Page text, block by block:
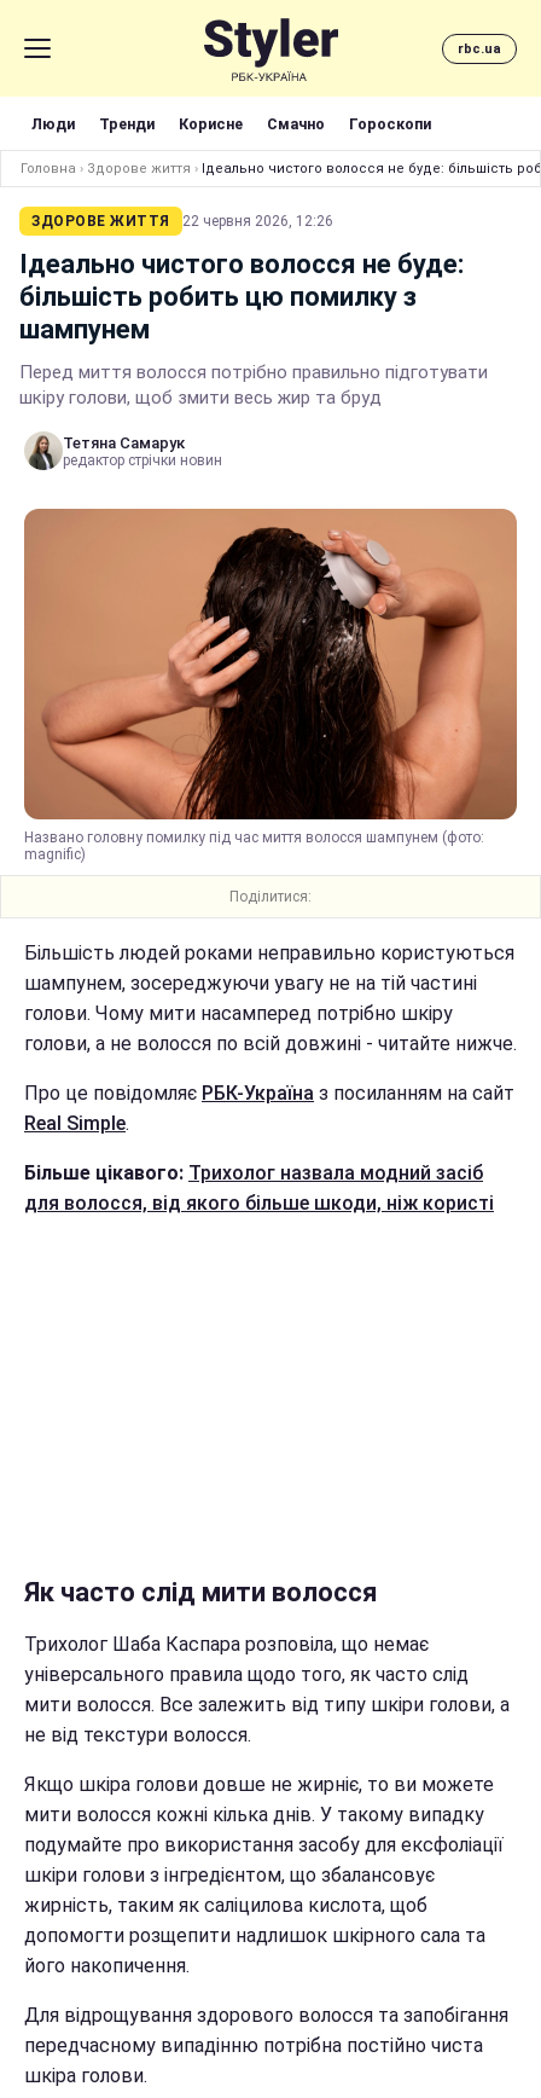
rbc.ua
Люди Тренди Корисне Смачно Гороскопи
Головна › Здорове життя › Ідеально чистого волосся не буде: більшість
ЗДОРОВЕ ЖИТТЯ 22 червня 2026, 12:26
Ідеально чистого волосся не буде:
більшість робить цю помилку з
шампунем
Перед миття волосся потрібно правильно підготувати
шкіру голови, щоб змити весь жир та бруд
Тетяна Самарук
редактор стрічки новин
Названо головну помилку під час миття волосся шампунем (фото:
magnific)
Поділитися:
Більшість людей роками неправильно користуються
шампунем, зосереджуючи увагу не на тій частині
голови. Чому мити насамперед потрібно шкіру
голови, а не волосся по всій довжині - читайте нижче.
Про це повідомляє РБК-Україна з посиланням на сайт
Real Simple.
Більше цікавого: Трихолог назвала модний засіб
для волосся, від якого більше шкоди, ніж користі
Як часто слід мити волосся
Трихолог Шаба Каспара розповіла, що немає
універсального правила щодо того, як часто слід
мити волосся. Все залежить від типу шкіри голови, а
не від текстури волосся.
Якщо шкіра голови довше не жирніє, то ви можете
мити волосся кожні кілька днів. У такому випадку
подумайте про використання засобу для ексфоліації
шкіри голови з інгредієнтом, що збалансовує
жирність, таким як саліцилова кислота, щоб
допомогти розщепити надлишок шкірного сала та
його накопичення.
Для відрощування здорового волосся та запобігання
передчасному випадінню потрібна постійно чиста
шкіра голови.